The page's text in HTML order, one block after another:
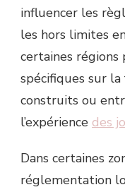
influencer les
les hors limites
certaines régions
spécifiques sur
construits ou
l’expérience des
Dans certaines
réglementation